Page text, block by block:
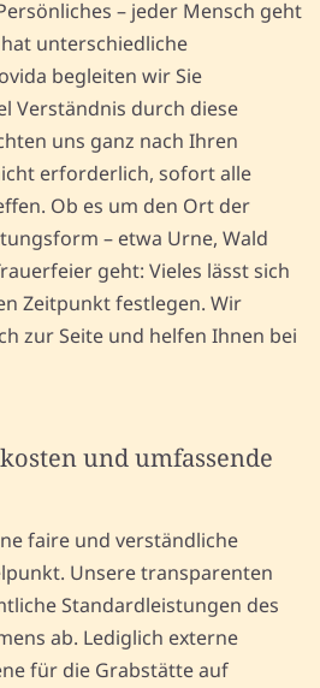
– jeder Mensch geht
unterschiedliche
begleiten wir Sie
Verständnis durch diese
uns ganz nach Ihren
erforderlich, sofort alle
Ob es um den Ort der
– etwa Urne, Wald
geht: Vieles lässt sich
Zeitpunkt festlegen. Wir
zur Seite und helfen Ihnen bei
und umfassende
faire und verständliche
Unsere transparenten
Standardleistungen des
ab. Lediglich externe
für die Grabstätte auf